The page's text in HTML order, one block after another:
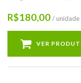
R$180,00/ unidade
VER